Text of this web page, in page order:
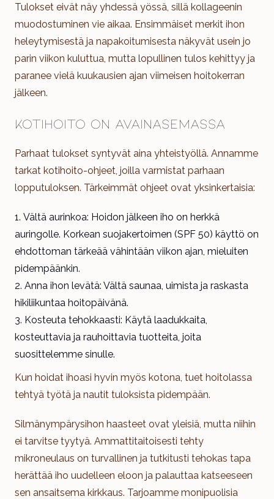
Tulokset eivät näy yhdessä yössä, sillä kollageenin
muodostuminen vie aikaa. Ensimmäiset merkit ihon
heleytymisestä ja napakoitumisesta näkyvät usein jo
parin viikon kuluttua, mutta lopullinen tulos kehittyy ja
paranee vielä kuukausien ajan viimeisen hoitokerran
jälkeen.
Kotihoito on avainasemassa
Parhaat tulokset syntyvät aina yhteistyöllä. Annamme
tarkat kotihoito-ohjeet, joilla varmistat parhaan
lopputuloksen. Tärkeimmät ohjeet ovat yksinkertaisia:
Vältä aurinkoa: Hoidon jälkeen iho on herkkä
auringolle. Korkean suojakertoimen (SPF 50) käyttö on
ehdottoman tärkeää vähintään viikon ajan, mieluiten
pidempäänkin.
Anna ihon levätä: Vältä saunaa, uimista ja raskasta
hikiliikuntaa hoitopäivänä.
Kosteuta tehokkaasti: Käytä laadukkaita,
kosteuttavia ja rauhoittavia tuotteita, joita
suosittelemme sinulle.
Kun hoidat ihoasi hyvin myös kotona, tuet hoitolassa
tehtyä työtä ja nautit tuloksista pidempään.
Silmänympärysihon haasteet ovat yleisiä, mutta niihin
ei tarvitse tyytyä. Ammattitaitoisesti tehty
mikroneulaus on turvallinen ja tutkitusti tehokas tapa
herättää iho uudelleen eloon ja palauttaa katseeseen
sen ansaitsema kirkkaus. Tarjoamme monipuolisia